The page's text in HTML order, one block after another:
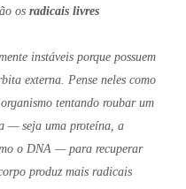
os radicais livres
instáveis porque possuem
externa. Pense neles como
tentando roubar um
— seja uma proteína, a
o DNA — para recuperar
produz mais radicais